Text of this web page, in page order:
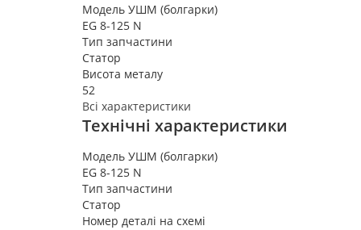
Модель УШМ (болгарки)
EG 8-125 N
Тип запчастини
Статор
Висота металу
52
Всі характеристики
Технічні характеристики
Модель УШМ (болгарки)
EG 8-125 N
Тип запчастини
Статор
Номер деталі на схемі